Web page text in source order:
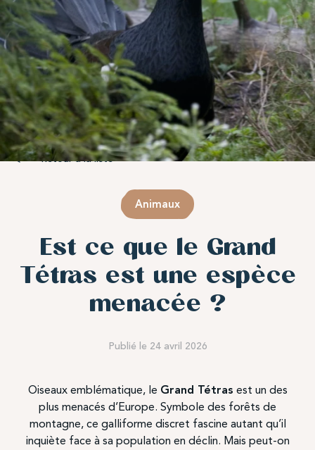
Retour à la liste
Animaux
Est ce que le Grand
Tétras est une espèce
menacée ?
Publié le 24 avril 2026
Oiseaux emblématique, le Grand Tétras est un des
plus menacés d’Europe. Symbole des forêts de
montagne, ce galliforme discret fascine autant qu’il
inquiète face à sa population en déclin. Mais peut-on